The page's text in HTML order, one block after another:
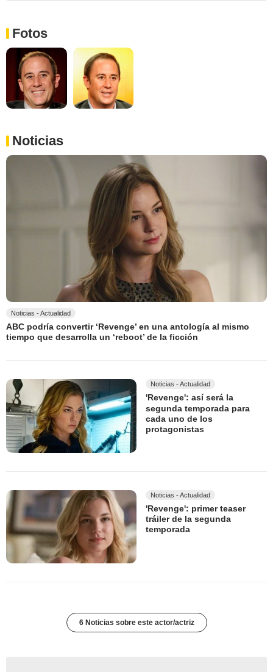
Fotos
Noticias
Noticias - Actualidad
ABC podría convertir ‘Revenge’ en una antología al mismo
tiempo que desarrolla un ‘reboot’ de la ficción
Noticias - Actualidad
'Revenge': así será la
segunda temporada para
cada uno de los
protagonistas
Noticias - Actualidad
'Revenge': primer teaser
tráiler de la segunda
temporada
6 Noticias sobre este actor/actriz